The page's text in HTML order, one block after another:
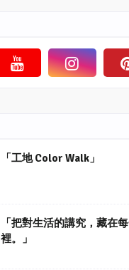
「工地 Color Walk」
「把對生活的講究，藏在
裡。」